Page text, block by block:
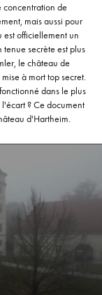
concentration de
mais aussi pour
est officiellement un
secrète est plus
le château de
à mort top secret.
dans le plus
? Ce document
d'Hartheim.